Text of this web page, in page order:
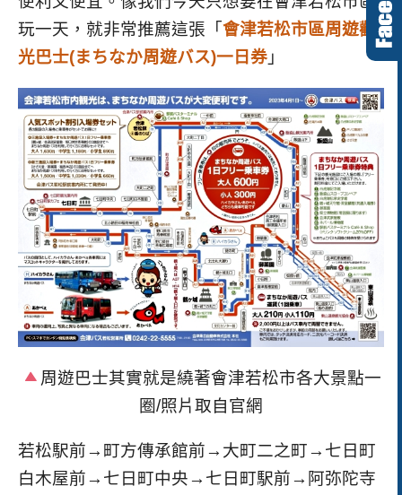
玩一天，就非常推薦這張「 會津若松市區周遊觀
光巴士(まちなか周遊バス)一日券 」
周遊巴士其實就是繞著會津若松市各大景點一
圈/照片取自官網
若松駅前→町方傳承館前→大町二之町→七日町
白木屋前→七日町中央→七日町駅前→阿弥陀寺